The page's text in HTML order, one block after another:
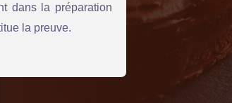
dans la préparation
la preuve.